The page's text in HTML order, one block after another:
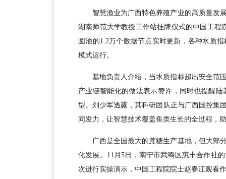
智慧渔业为广西特色养殖产业的高质量发
湖南师范大学教授工作站挂牌仪式的中国工程
圆池的1.2万个数据节点实时更新，各种水质
模式运行。
基地负责人介绍，当水质指标超出安全范
产业链智能化的做法表示赞许，同时也提醒
型。刘少军透露，其科研团队正与广西国控集
同发力，让智慧技术覆盖鱼类生长的全过程，
广西是全国最大的蔗糖生产基地，但大部
化发展。11月5日，南宁市武鸣区惠丰合作社
次进行实操演示，中国工程院院士赵春江观看